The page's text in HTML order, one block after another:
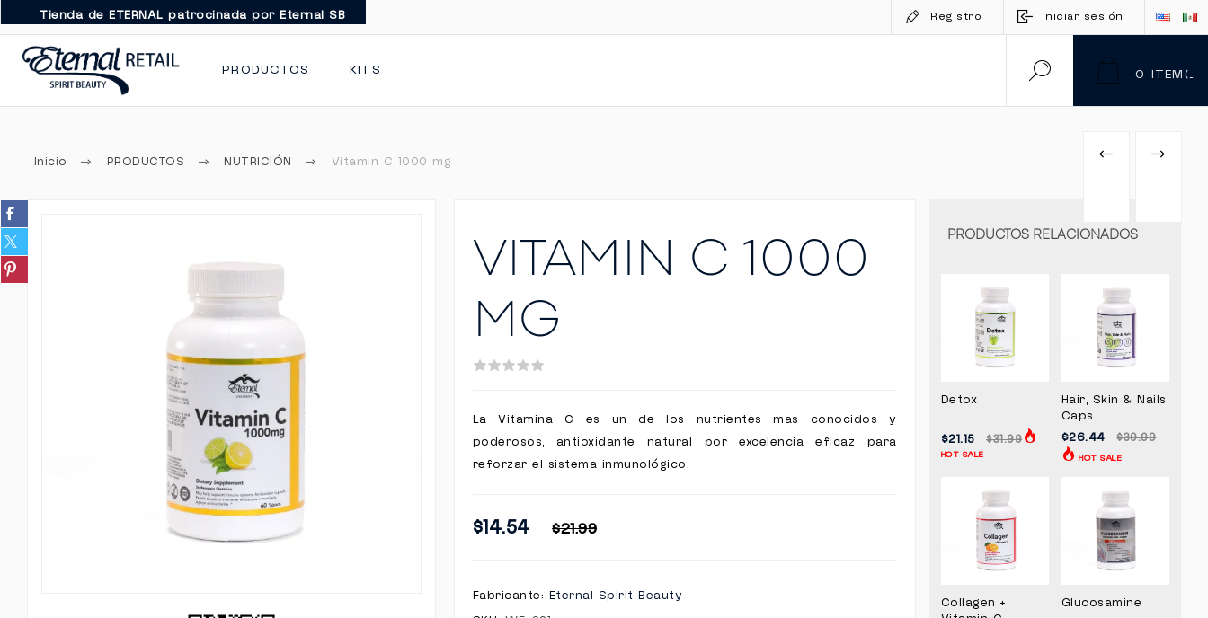
Registro Iniciar sesión
Tienda de ETERNAL patrocinada por Eternal SB
PRODUCTOS KITS 0 ITEM(S)
Inicio PRODUCTOS NUTRICIÓN Vitamin C 1000 mg ANTERIOR
PRÓXIMO
VITAMIN C 1000
MG
La Vitamina C es un de los nutrientes mas conocidos y
poderosos, antioxidante natural por excelencia eficaz para
reforzar el sistema inmunológico.
$14.54 $21.99
Fabricante: Eternal Spirit Beauty
PRODUCTOS RELACIONADOS
Detox
$21.15 $31.99
HOT SALE
Hair, Skin & Nails
Caps
$26.44 $39.99
HOT SALE
Collagen +
Glucosamine